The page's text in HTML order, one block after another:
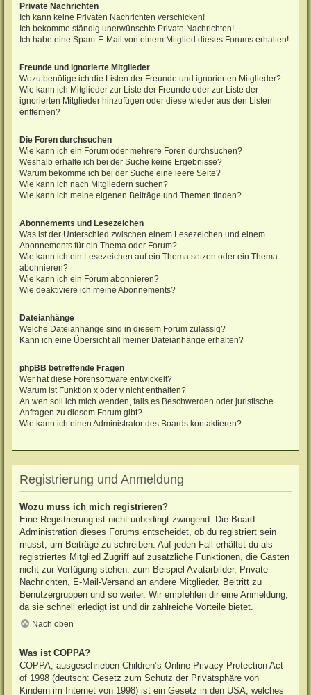
Private Nachrichten
Ich kann keine Privaten Nachrichten verschicken!
Ich bekomme ständig unerwünschte Private Nachrichten!
Ich habe eine Spam-E-Mail von einem Mitglied dieses Forums erhalten!
Freunde und ignorierte Mitglieder
Wozu benötige ich die Listen der Freunde und ignorierten Mitglieder?
Wie kann ich Mitglieder zur Liste der Freunde oder zur Liste der
ignorierten Mitglieder hinzufügen oder diese wieder aus den Listen
entfernen?
Die Foren durchsuchen
Wie kann ich ein Forum oder mehrere Foren durchsuchen?
Weshalb erhalte ich bei der Suche keine Ergebnisse?
Warum bekomme ich bei der Suche eine leere Seite?
Wie kann ich nach Mitgliedern suchen?
Wie kann ich meine eigenen Beiträge und Themen finden?
Abonnements und Lesezeichen
Was ist der Unterschied zwischen einem Lesezeichen und einem
Abonnements für ein Thema oder Forum?
Wie kann ich ein Lesezeichen auf ein Thema setzen oder ein Thema
abonnieren?
Wie kann ich ein Forum abonnieren?
Wie deaktiviere ich meine Abonnements?
Dateianhänge
Welche Dateianhänge sind in diesem Forum zulässig?
Kann ich eine Übersicht all meiner Dateianhänge erhalten?
phpBB betreffende Fragen
Wer hat diese Forensoftware entwickelt?
Warum ist Funktion x oder y nicht enthalten?
An wen soll ich mich wenden, falls es Beschwerden oder juristische
Anfragen zu diesem Forum gibt?
Wie kann ich einen Administrator des Boards kontaktieren?
Registrierung und Anmeldung
Wozu muss ich mich registrieren?
Eine Registrierung ist nicht unbedingt zwingend. Die Board-
Administration dieses Forums entscheidet, ob du registriert sein
musst, um Beiträge zu schreiben. Auf jeden Fall erhältst du als
registriertes Mitglied Zugriff auf zusätzliche Funktionen, die Gästen
nicht zur Verfügung stehen: zum Beispiel Avatarbilder, Private
Nachrichten, E-Mail-Versand an andere Mitglieder, Beitritt zu
Benutzergruppen und so weiter. Wir empfehlen dir eine Anmeldung,
da sie schnell erledigt ist und dir zahlreiche Vorteile bietet.
Nach oben
Was ist COPPA?
COPPA, ausgeschrieben Children’s Online Privacy Protection Act
of 1998 (deutsch: Gesetz zum Schutz der Privatsphäre von
Kindern im Internet von 1998) ist ein Gesetz in den USA, welches